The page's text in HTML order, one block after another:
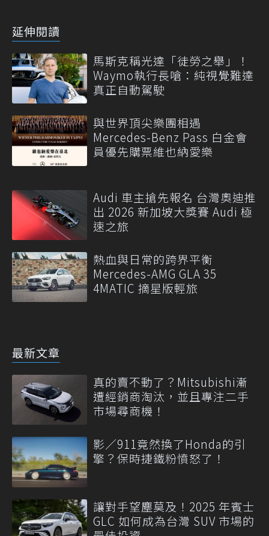
延伸閱讀
馬斯克稱光達「徒勞之舉」！
Waymo執行長嗆：純視覺難達
真正自動駕駛
與世界頂尖樂團相遇
Mercedes-Benz Pass 白金會
員優先購票維也納愛樂
Audi 車主搶先報名 台灣奧迪推
出 2026 新加坡大獎賽 Audi 極
速之旅
熱血與日常的跨界平衡
Mercedes-AMG GLA 35
4MATIC 摘星版輕旅
最新文章
真的賣不動了？Mitsubishi漸
遭經銷商淘汰，並且專注二手
市場尋商機！
影／911竟然換了Honda的引
擎？保時捷鐵粉憤怒了！
讓對手望塵莫及！2025 年賓士
GLC 如何成為台灣 SUV 市場的